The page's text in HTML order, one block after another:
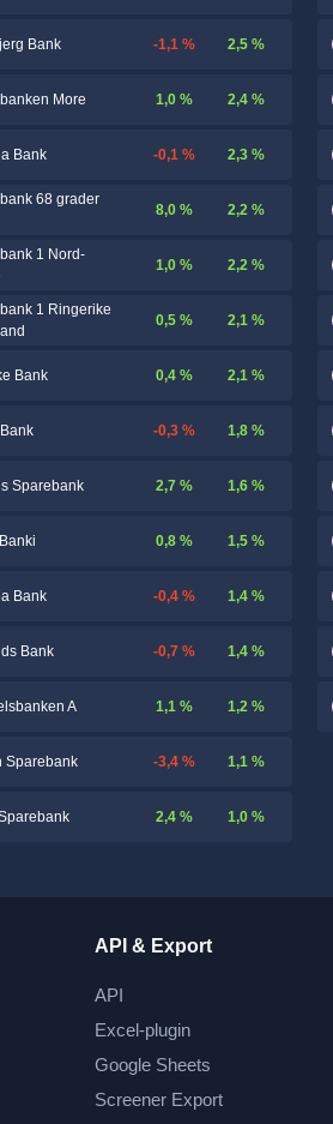
Bank -1,1 % 2,5 %
More 1,0 % 2,4 %
Bank -0,1 % 2,3 %
68 grader
8,0 % 2,2 %
1 Nord-
1,0 % 2,2 %
1 Ringerike
0,5 % 2,1 %
Bank 0,4 % 2,1 %
-0,3 % 1,8 %
Sparebank 2,7 % 1,6 %
0,8 % 1,5 %
Bank -0,4 % 1,4 %
Bank -0,7 % 1,4 %
A 1,1 % 1,2 %
Sparebank -3,4 % 1,1 %
2,4 % 1,0 %
API & Export
API
Excel-plugin
Google Sheets
Screener Export